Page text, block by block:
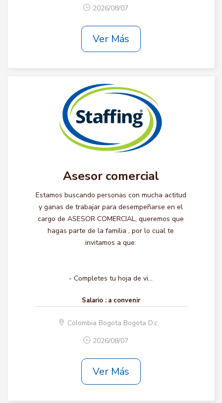
2026/08/07
Ver Más
Asesor comercial
Estamos buscando personas con mucha actitud
y ganas de trabajar para desempeñarse en el
cargo de ASESOR COMERCIAL, queremos que
hagas parte de la familia , por lo cual te
invitamos a que:
- Completes tu hoja de vi...
Salario : a convenir
Colombia Bogota Bogota D.c.
2026/08/07
Ver Más